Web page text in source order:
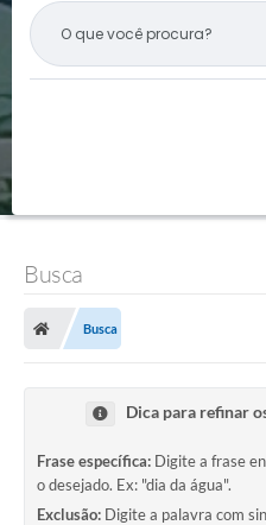
O QUE VOCÊ PROCURA?
Busca
Busca
Dica para refinar
Frase específica: Digite a frase
o desejado. Ex: "dia da água".
Exclusão: Digite a palavra com